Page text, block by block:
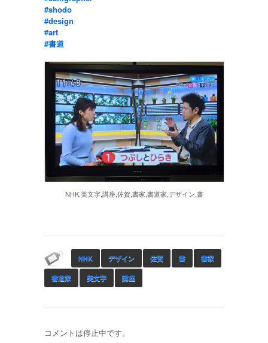
#shodo
#design
#art
#書道
NHK,美文字,講座,佐賀,書家,書道家,デザイン,書
NHK デザイン 佐賀 書 書家
書道家 美文字 講座
コメントは停止中です。